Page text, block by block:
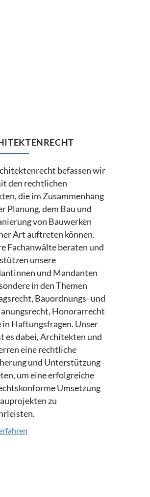
befassen wir
den rechtlichen
die im Zusammenhang
Planung, dem Bau und
von Bauwerken
Art auftreten können.
Fachanwälte beraten und
unsere
und Mandanten
in den Themen
Bauordnungs- und
Honorarrecht
in Haftungsfragen. Unser
es dabei, Architekten und
eine rechtliche
und Unterstützung
um eine erfolgreiche
Umsetzung
zu